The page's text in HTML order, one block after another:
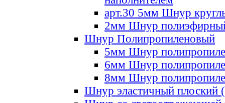
арт.30 5мм Шнур
2мм Шнур
Шнур Полипропиленовый
5мм Шнур
6мм Шнур
8мм Шнур
Шнур эластичный плоский